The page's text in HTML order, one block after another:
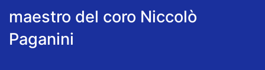
maestro del coro Niccolò
Paganini